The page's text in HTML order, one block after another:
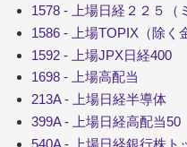
1578 - 上場日経２２５（
1586 - 上場TOPIX（除く
1592 - 上場JPX日経400
1698 - 上場高配当
213A - 上場日経半導体
399A - 上場日経高配当50
540A - 上場日経銀行株ト